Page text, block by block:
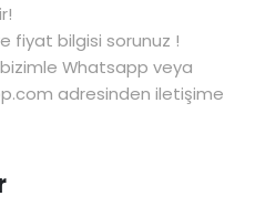
fiyat bilgisi sorunuz !
bizimle Whatsapp veya
adresinden iletişime